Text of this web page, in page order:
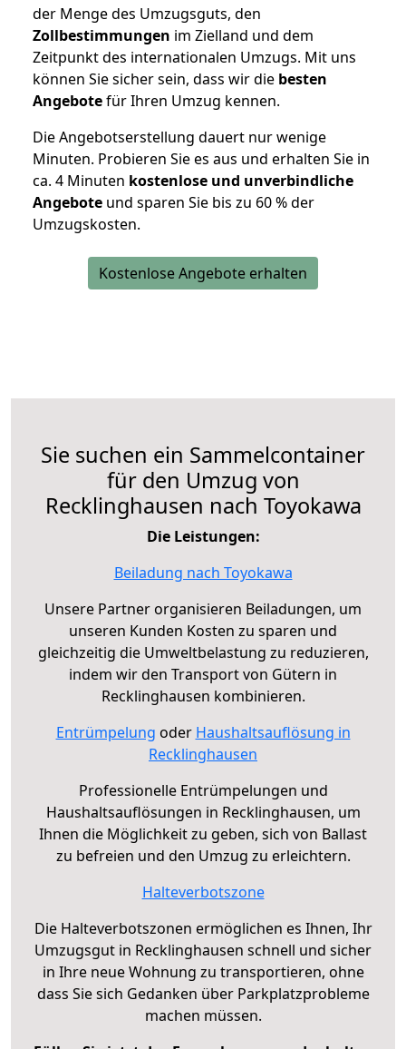
der Menge des Umzugsguts, den
Zollbestimmungen im Zielland und dem
Zeitpunkt des internationalen Umzugs. Mit uns
können Sie sicher sein, dass wir die besten
Angebotefür Ihren Umzug kennen.
Die Angebotserstellung dauert nur wenige
Minuten. Probieren Sie es aus und erhalten Sie in
ca. 4 Minuten kostenlose und unverbindliche
Angebote und sparen Sie bis zu 60 % der
Umzugskosten.
Kostenlose Angebote erhalten
Sie suchen ein Sammelcontainer
für den Umzug von
Recklinghausen nach Toyokawa
Die Leistungen:
Beiladung nach Toyokawa
Unsere Partner organisieren Beiladungen, um
unseren Kunden Kosten zu sparen und
gleichzeitig die Umweltbelastung zu reduzieren,
indem wir den Transport von Gütern in
Recklinghausen kombinieren.
Entrümpelung oder Haushaltsauflösung in
Recklinghausen
Professionelle Entrümpelungen und
Haushaltsauflösungen in Recklinghausen, um
Ihnen die Möglichkeit zu geben, sich von Ballast
zu befreien und den Umzug zu erleichtern.
Halteverbotszone
Die Halteverbotszonen ermöglichen es Ihnen, Ihr
Umzugsgut in Recklinghausen schnell und sicher
in Ihre neue Wohnung zu transportieren, ohne
dass Sie sich Gedanken über Parkplatzprobleme
machen müssen.